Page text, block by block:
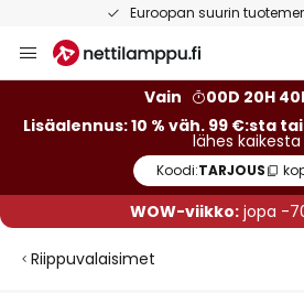
Euroopan suurin
to
Vain
00D 20H
Lisäalennus: 10 % väh. 99 €:sta
lähes kaikesta
Koodi:TARJOUS
WOW-viikko:jopa -
Riippuvalaisimet